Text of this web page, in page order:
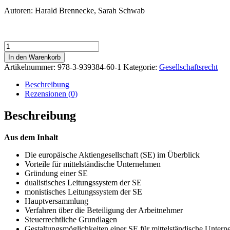
Autoren: Harald Brennecke, Sarah Schwab
Die
Europäische
Aktiengesellschaft
(SE)
Rechtsform
mittelständische
Unternehmen
In den Warenkorb
Artikelnummer: 978-3-939384-60-1 Kategorie: Gesellschaftsrecht
Beschreibung
Rezensionen (0)
Beschreibung
Aus dem Inhalt
Die europäische Aktiengesellschaft (SE) im Überblick
Vorteile für mittelständische Unternehmen
Gründung einer SE
dualistisches Leitungssystem der SE
monistisches Leitungssystem der SE
Hauptversammlung
Verfahren über die Beteiligung der Arbeitnehmer
Steuerrechtliche Grundlagen